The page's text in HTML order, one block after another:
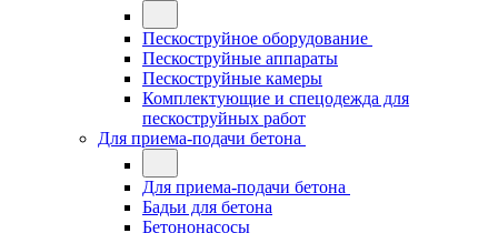
Пескоструйное оборудование
Пескоструйные аппараты
Пескоструйные камеры
Комплектующие и спецодежда для
пескоструйных работ
Для приема-подачи бетона
Для приема-подачи бетона
Бадьи для бетона
Бетононасосы